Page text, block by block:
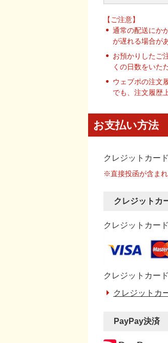
【ご注意】
通常の配送にか
が遅れる場合が
お預かりしたご
くの日数をいた
ウェブポの注文
でも、注文履歴
お支払い方法
クレジットカー
※直接投函が含まれ
クレジットカ
クレジットカー
クレジットカー
クレジットカ
PayPay決済